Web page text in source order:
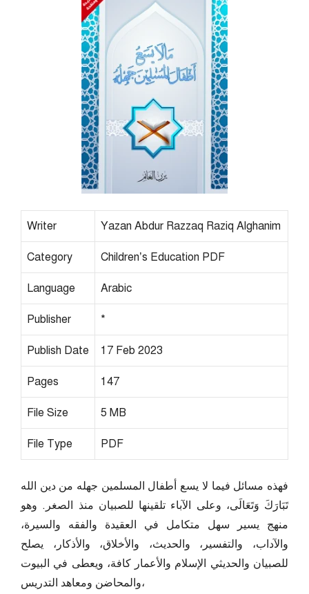
Writer Yazan Abdur Razzaq Raziq Alghanim
Category Children’s Education PDF
Language Arabic
Publisher *
Publish Date 17 Feb 2023
Pages 147
File Size 5 MB
File Type PDF
فهذه مسائل فيما لا يسع أطفال المسلمين جهله من دين الله
تَبَارَكَ وَتَعَالَى، وعلى الآباء تلقينها للصبيان منذ الصغر. وهو
منهج يسير سهل متكامل في العقيدة والفقه والسيرة،
والآداب، والتفسير، والحديث، والأخلاق، والأذكار، يصلح
للصبيان والحديثي الإسلام والأعمار كافة، ويعطى في البيوت
والمحاضن ومعاهد التدريس،